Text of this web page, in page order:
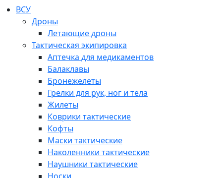
ВСУ
Дроны
Летающие дроны
Тактическая экипировка
Аптечка для медикаментов
Балаклавы
Бронежелеты
Грелки для рук, ног и тела
Жилеты
Коврики тактические
Кофты
Маски тактические
Наколенники тактические
Наушники тактические